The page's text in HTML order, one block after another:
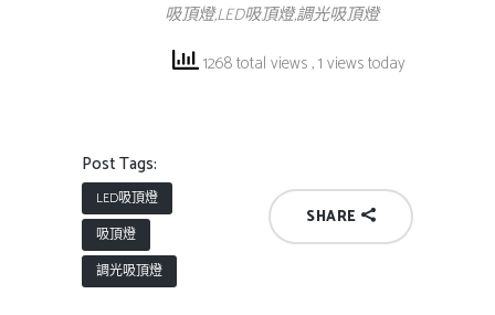
吸頂燈,LED吸頂燈,調光吸頂燈
1268 total views, 1 views today
Post Tags:
LED吸頂燈
吸頂燈
調光吸頂燈
SHARE